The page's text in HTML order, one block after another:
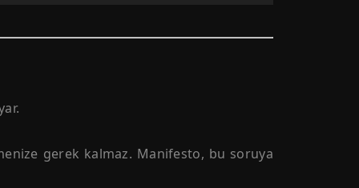
gerek kalmaz. Manifesto, bu soruya